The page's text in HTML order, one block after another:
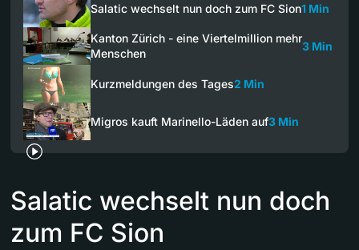
Salatic wechselt nun doch zum FC Sion1 Min
Kanton Zürich - eine Viertelmillion mehr
Menschen
3 Min
Kurzmeldungen des Tages2 Min
Migros kauft Marinello-Läden auf3 Min
Salatic wechselt nun doch
zum FC Sion